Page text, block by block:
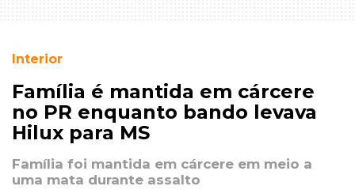
Interior
Família é mantida em cárcere
no PR enquanto bando levava
Hilux para MS
Família foi mantida em cárcere em meio a
uma mata durante assalto